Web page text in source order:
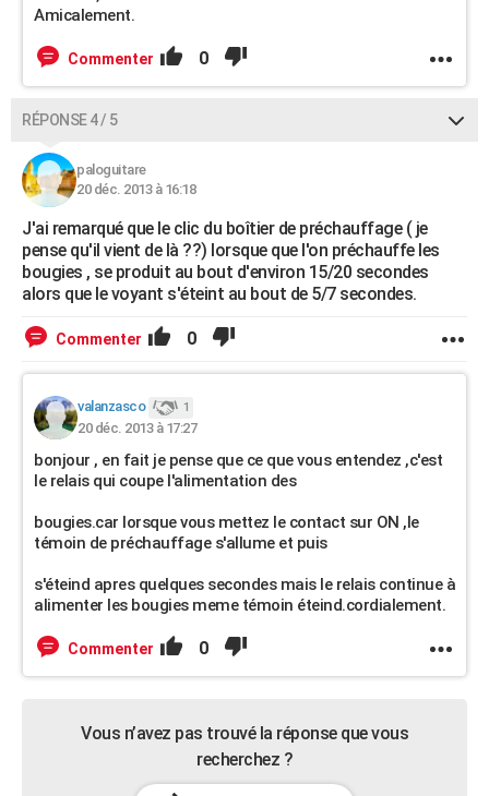
Amicalement.
Commenter 0
RÉPONSE 4 / 5
paloguitare
20 déc. 2013 à 16:18
J'ai remarqué que le clic du boîtier de préchauffage ( je
pense qu'il vient de là ??) lorsque que l'on préchauffe les
bougies , se produit au bout d'environ 15/20 secondes
alors que le voyant s'éteint au bout de 5/7 secondes.
Commenter 0
valanzasco 1
20 déc. 2013 à 17:27
bonjour , en fait je pense que ce que vous entendez ,c'est
le relais qui coupe l'alimentation des
bougies.car lorsque vous mettez le contact sur ON ,le
témoin de préchauffage s'allume et puis
s'éteind apres quelques secondes mais le relais continue à
alimenter les bougies meme témoin éteind.cordialement.
Commenter 0
Vous n’avez pas trouvé la réponse que vous
recherchez ?